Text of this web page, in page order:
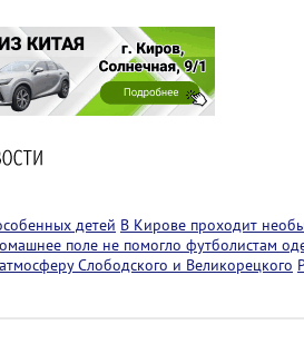
детей В Кирове проходит
поле не помогло футболистам
Слободского и Великорецкого